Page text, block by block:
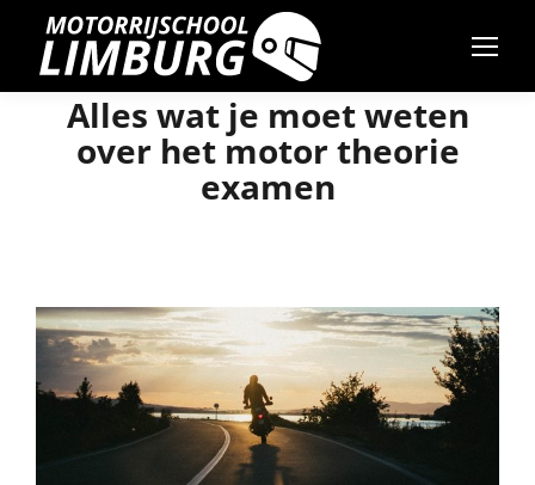
Alles wat je moet weten
over het motor theorie
examen